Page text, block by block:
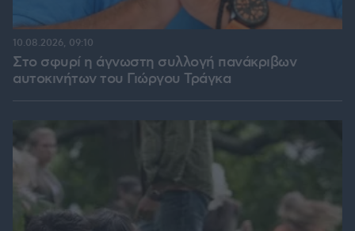
Στο σφυρί η άγνωστη συλλογή πανάκριβων
αυτοκινήτων του Γιώργου Τράγκα
10.08.2026, 09:10